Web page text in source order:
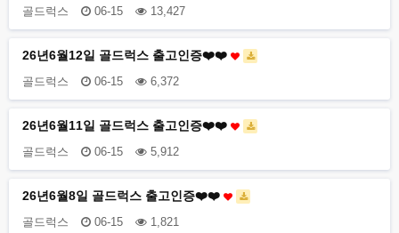
골드럭스 06-15 13,427
26년6월12일 골드럭스 출고인증❤️❤️
골드럭스 06-15 6,372
26년6월11일 골드럭스 출고인증❤️❤️
골드럭스 06-15 5,912
26년6월8일 골드럭스 출고인증❤️❤️
골드럭스 06-15 1,821